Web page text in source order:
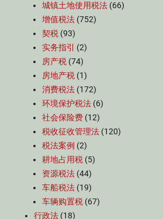
城镇土地使用税法 (66)
增值税法 (752)
契税 (93)
实务指引
(2)
房产税 (74)
房地产税 (1)
消费税法 (172)
环境保护税法 (6)
社会保险费 (12)
税收征收管理法 (120)
税法案例 (2)
耕地占用税 (5)
资源税法 (44)
车船税法 (19)
车辆购置税 (67)
行政法 (18)